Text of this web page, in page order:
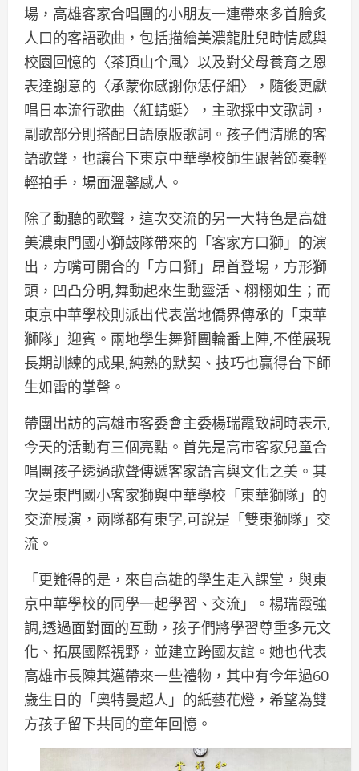
場，高雄客家合唱團的小朋友一連帶來多首膾炙
人口的客語歌曲，包括描繪美濃龍肚兒時情感與
校園回憶的〈茶頂山个風〉以及對父母養育之恩
表達謝意的〈承蒙你感謝你恁仔細〉，隨後更獻
唱日本流行歌曲〈紅蜻蜓〉，主歌採中文歌詞，
副歌部分則搭配日語原版歌詞。孩子們清脆的客
語歌聲，也讓台下東京中華學校師生跟著節奏輕
輕拍手，場面溫馨感人。
除了動聽的歌聲，這次交流的另一大特色是高雄
美濃東門國小獅鼓隊帶來的「客家方口獅」的演
出，方嘴可開合的「方口獅」昂首登場，方形獅
頭，凹凸分明,舞動起來生動靈活、栩栩如生；而
東京中華學校則派出代表當地僑界傳承的「東華
獅隊」迎賓。兩地學生舞獅團輪番上陣,不僅展現
長期訓練的成果,純熟的默契、技巧也贏得台下師
生如雷的掌聲。
帶團出訪的高雄市客委會主委楊瑞霞致詞時表示,
今天的活動有三個亮點。首先是高市客家兒童合
唱團孩子透過歌聲傳遞客家語言與文化之美。其
次是東門國小客家獅與中華學校「東華獅隊」的
交流展演，兩隊都有東字,可說是「雙東獅隊」交
流。
「更難得的是，來自高雄的學生走入課堂，與東
京中華學校的同學一起學習、交流」。楊瑞霞強
調,透過面對面的互動，孩子們將學習尊重多元文
化、拓展國際視野，並建立跨國友誼。她也代表
高雄市長陳其邁帶來一些禮物，其中有今年過60
歲生日的「奧特曼超人」的紙藝花燈，希望為雙
方孩子留下共同的童年回憶。